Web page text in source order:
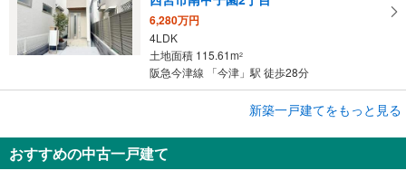
6,280万円
4LDK
土地面積 115.61m2
阪急今津線 「今津」駅 徒歩28分
西宮市南甲子園2丁目
新築一戸建てをもっと見る
おすすめの中古一戸建て